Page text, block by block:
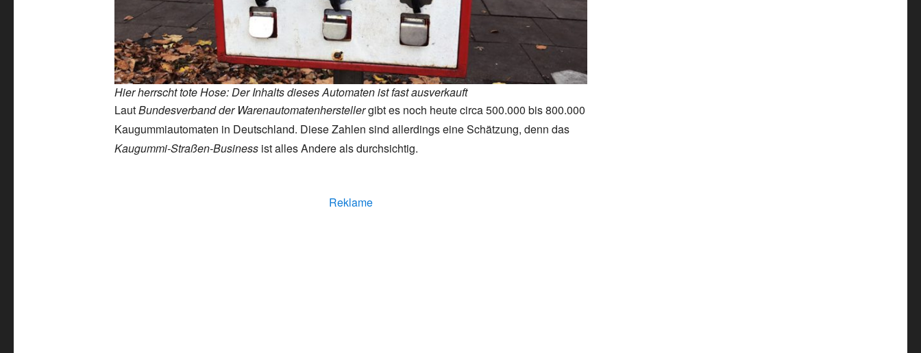
Hier herrscht tote Hose: Der Inhalts dieses Automaten ist fast ausverkauft
LautBundesverband der Warenautomatenherstellergibt es noch heute circa 500.000 bis 800.000
Kaugummiautomaten in Deutschland. Diese Zahlen sind allerdings eine Schätzung, denn das
Kaugummi-Straßen-Business ist alles Andere als durchsichtig.
Reklame